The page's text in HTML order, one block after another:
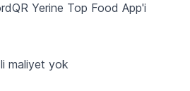
Yerine Top Food App'i
maliyet yok